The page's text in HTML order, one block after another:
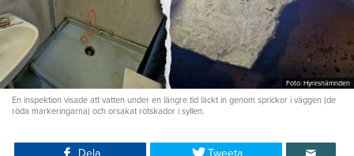
Foto: Hyresnämnden
En inspektion visade att vatten under en längre tid läckt in genom sprickor i väggen (de
röda markeringarna) och orsakat rötskador i syllen.
Dela Tweeta